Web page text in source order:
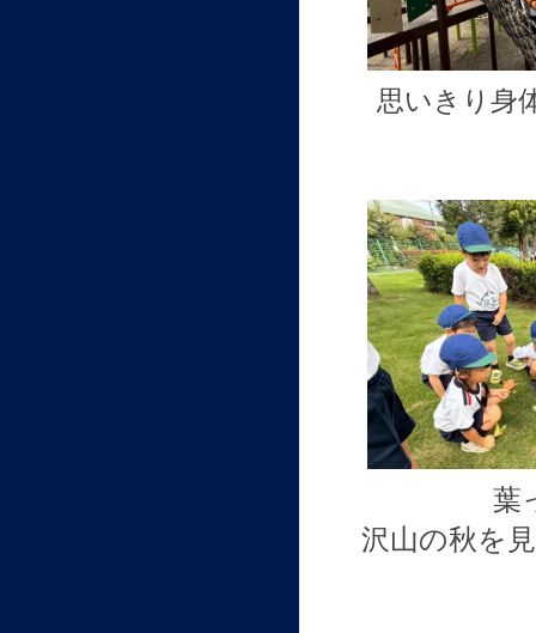
思いきり身
葉
沢山の秋を